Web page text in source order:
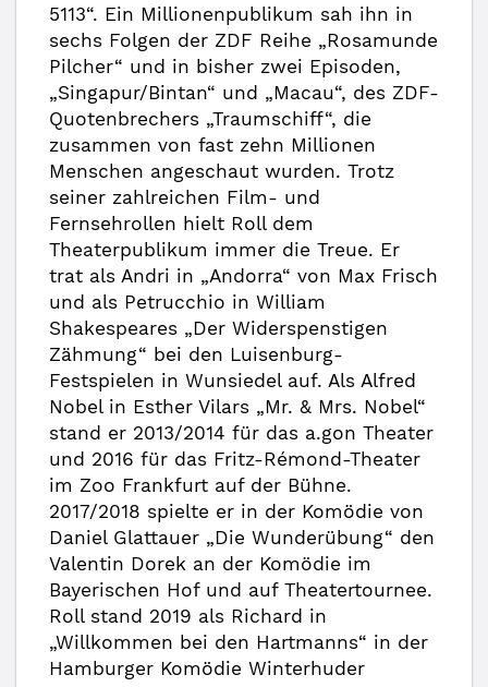
5113“. Ein Millionenpublikum sah ihn in
sechs Folgen der ZDF Reihe „Rosamunde
Pilcher“ und in bisher zwei Episoden,
„Singapur/Bintan“ und „Macau“, des ZDF-
Quotenbrechers „Traumschiff“, die
zusammen von fast zehn Millionen
Menschen angeschaut wurden. Trotz
seiner zahlreichen Film- und
Fernsehrollen hielt Roll dem
Theaterpublikum immer die Treue. Er
trat als Andri in „Andorra“ von Max Frisch
und als Petrucchio in William
Shakespeares „Der Widerspenstigen
Zähmung“ bei den Luisenburg-
Festspielen in Wunsiedel auf. Als Alfred
Nobel in Esther Vilars „Mr. & Mrs. Nobel“
stand er 2013/2014 für das a.gon Theater
und 2016 für das Fritz-Rémond-Theater
im Zoo Frankfurt auf der Bühne.
2017/2018 spielte er in der Komödie von
Daniel Glattauer „Die Wunderübung“ den
Valentin Dorek an der Komödie im
Bayerischen Hof und auf Theatertournee.
Roll stand 2019 als Richard in
„Willkommen bei den Hartmanns“ in der
Hamburger Komödie Winterhuder